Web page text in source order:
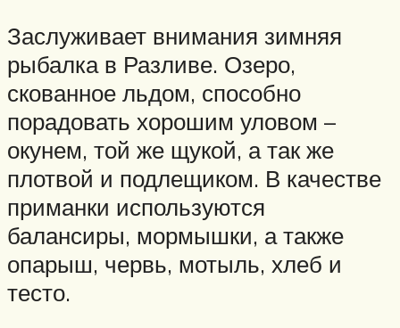
Заслуживает внимания зимняя
рыбалка в Разливе. Озеро,
скованное льдом, способно
порадовать хорошим уловом –
окунем, той же щукой, а так же
плотвой и подлещиком. В качестве
приманки используются
балансиры, мормышки, а также
опарыш, червь, мотыль, хлеб и
тесто.